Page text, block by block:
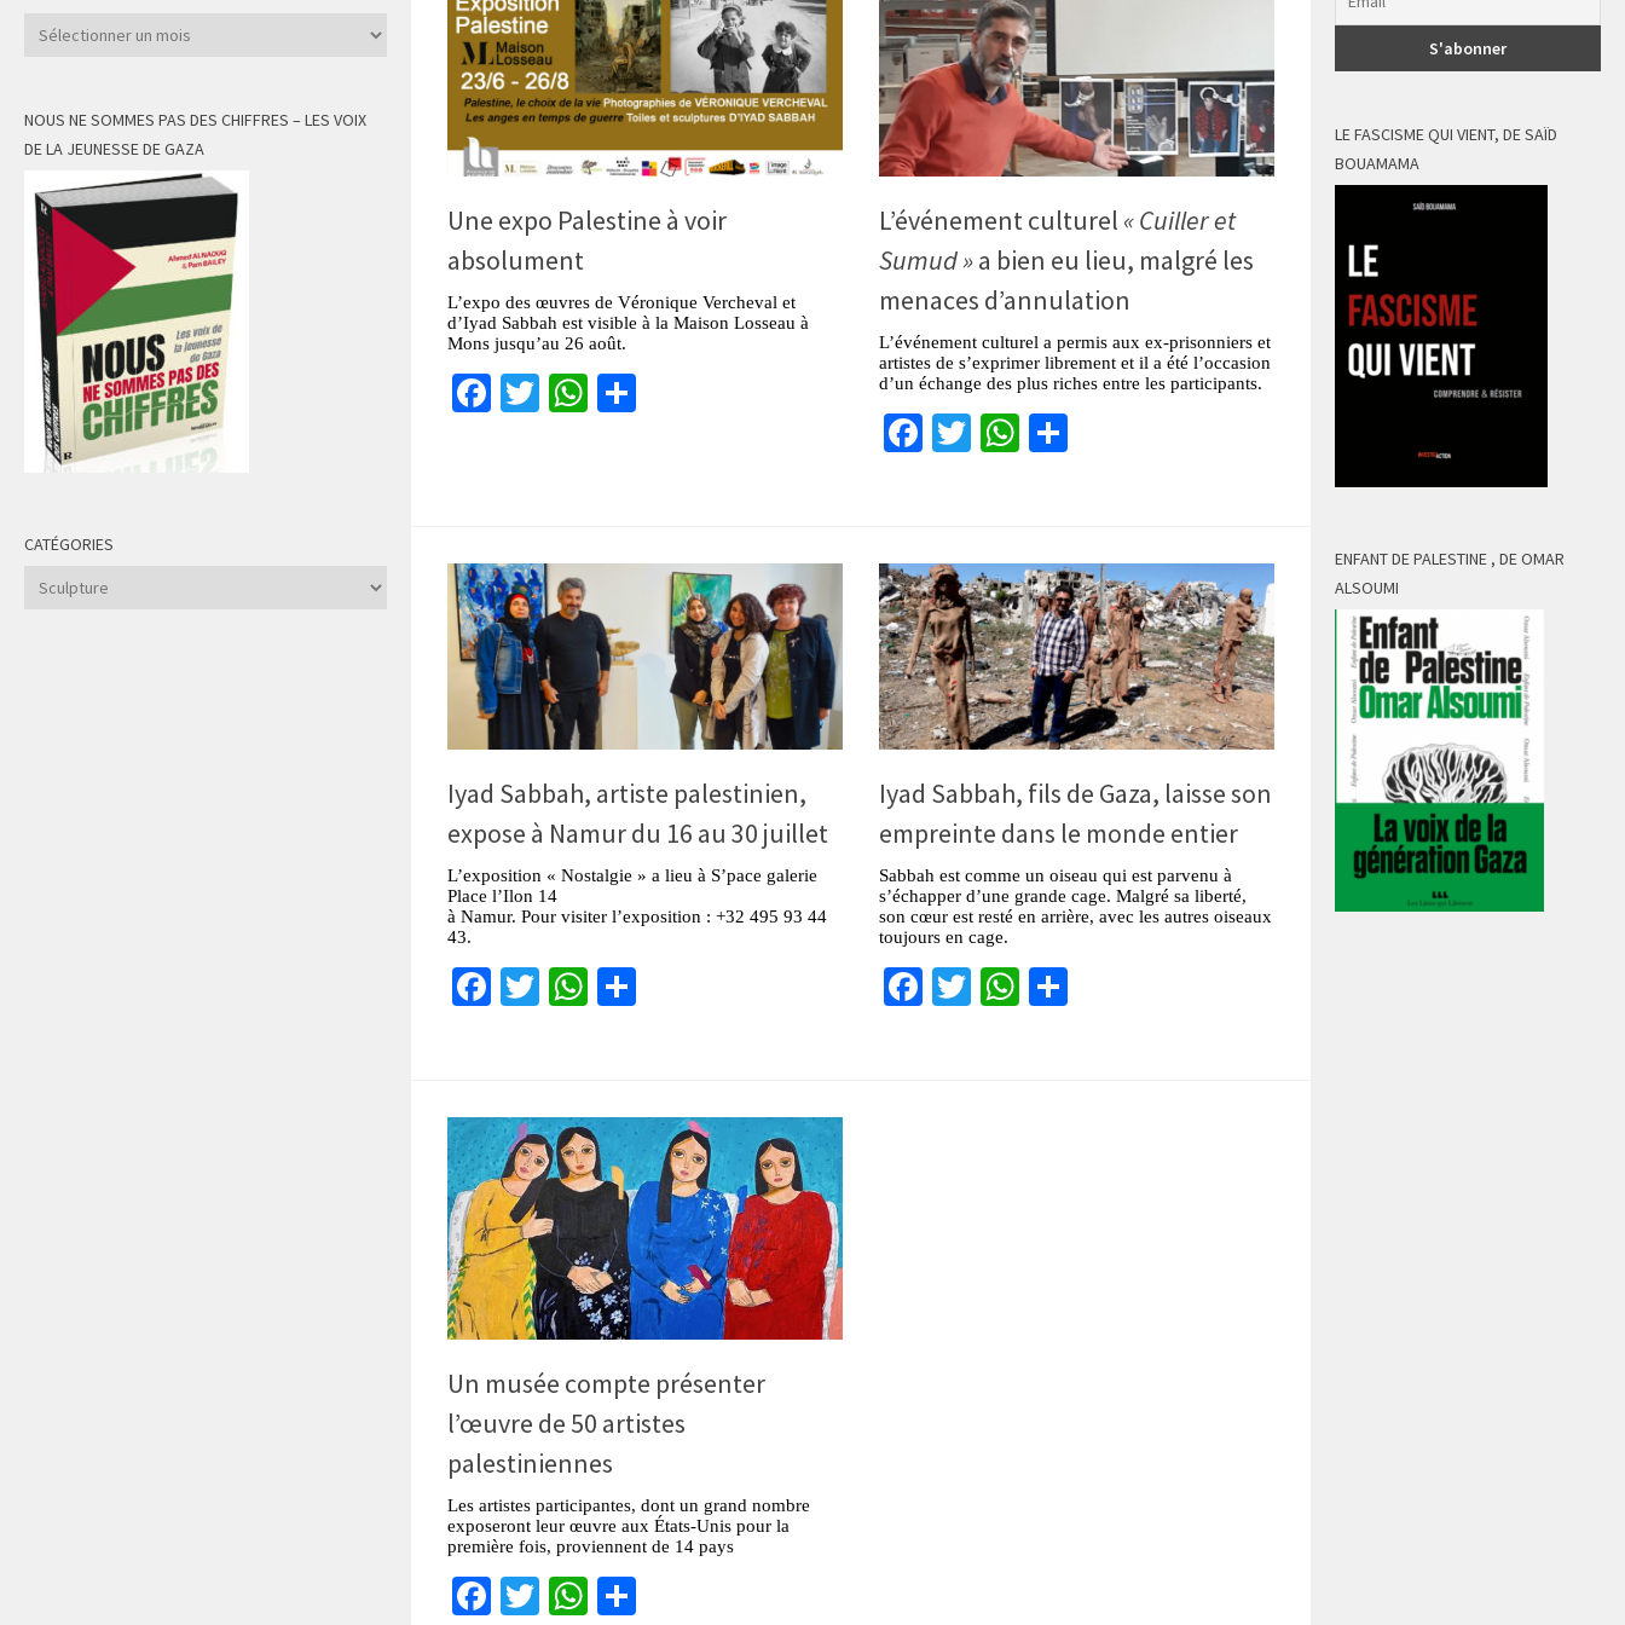
Une expo Palestine à voir
absolument
L’expo des œuvres de Véronique Vercheval et
d’Iyad Sabbah est visible à la Maison Losseau à
Mons jusqu’au 26 août.
Facebook
TwitterWhatsApp
L’événement culturel « Cuiller et
Sumud »a bien eu lieu, malgré les
menaces d’annulation
L’événement culturel a permis aux ex-prisonniers et
artistes de s’exprimer librement et il a été l’occasion
d’un échange des plus riches entre les participants.
Facebook
TwitterWhatsApp
Iyad Sabbah, artiste palestinien,
expose à Namur du 16 au 30 juillet
L’exposition « Nostalgie » a lieu à S’pace galerie
Place l’Ilon 14
à Namur. Pour visiter l’exposition : +32 495 93 44
43.
Facebook
TwitterWhatsApp
Iyad Sabbah, fils de Gaza, laisse son
empreinte dans le monde entier
Sabbah est comme un oiseau qui est parvenu à
s’échapper d’une grande cage. Malgré sa liberté,
son cœur est resté en arrière, avec les autres oiseaux
toujours en cage.
Facebook
TwitterWhatsApp
Un musée compte présenter
l’œuvre de 50 artistes
palestiniennes
Les artistes participantes, dont un grand nombre
exposeront leur œuvre aux États-Unis pour la
première fois, proviennent de 14 pays
Facebook
TwitterWhatsApp
Archives
NOUS NE SOMMES PAS DES CHIFFRES – LES VOIX
DE LA JEUNESSE DE GAZA
CATÉGORIES
Catégories
LE FASCISME QUI VIENT, DE SAÏD
BOUAMAMA
ENFANT DE PALESTINE , DE OMAR
ALSOUMI